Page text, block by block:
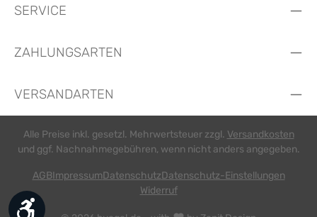
SERVICE
ZAHLUNGSARTEN
VERSANDARTEN
Alle Preise inkl. gesetzl. Mehrwertsteuer zzgl. Versandkosten
und ggf. Nachnahmegebühren, wenn nicht anders angegeben.
AGBImpressumDatenschutzDatenschutz-Einstellungen
Widerruf
Werkzeugleiste anzeigen